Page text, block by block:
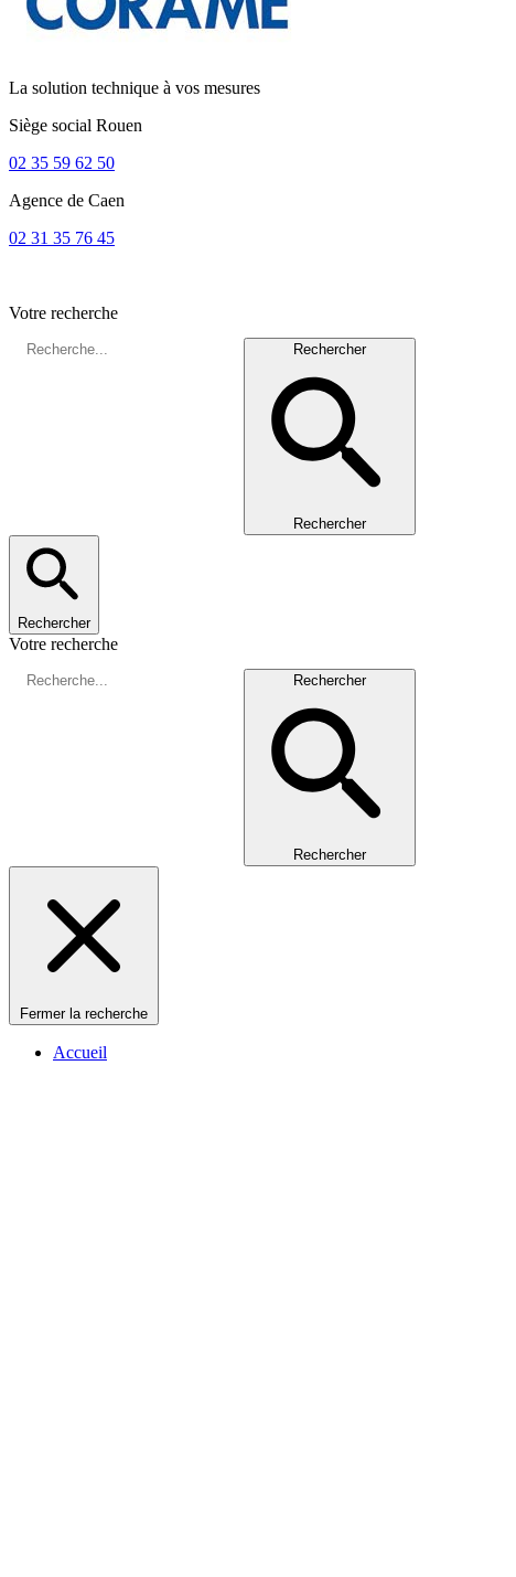
La solution technique à vos mesures
Siège social Rouen
02 35 59 62 50
Agence de Caen
02 31 35 76 45
Votre recherche
Rechercher
Rechercher
Rechercher
Votre recherche
Rechercher
Rechercher
Fermer la recherche
Accueil